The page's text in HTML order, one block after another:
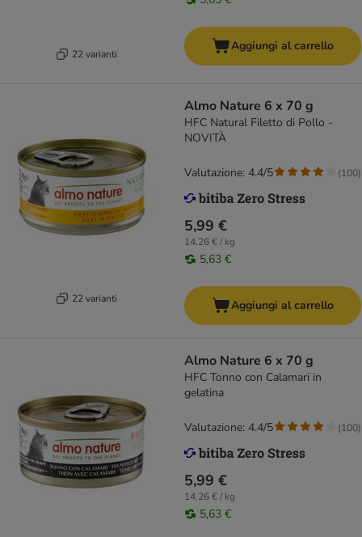
22 varianti
Aggiungi al carrello
22 varianti
Almo Nature 6 x 70 g
HFC Natural Filetto di Pollo -
NOVITÀ
5,99 €
14,26 € / kg
5,63 €
Valutazione: 4.4/5 (100)
Aggiungi al carrello
Almo Nature 6 x 70 g
HFC Tonno con Calamari in
gelatina
5,99 €
14,26 € / kg
5,63 €
Valutazione: 4.4/5 (100)